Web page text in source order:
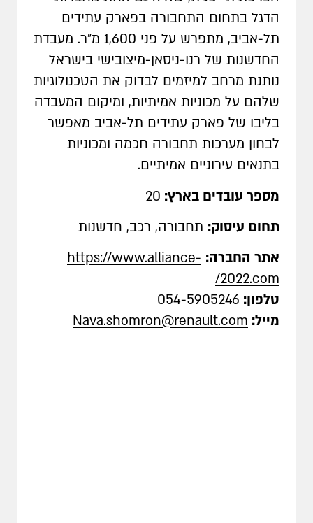
הדגל בתחום התחבורה בפארק עתידים
תל-אביב, מתפרש על פני 1,600 מ"ר. מעבדת
החדשנות של רנו-ניסאן-מיצובישי בישראל
נותנת מרחב למיזמים לבדוק את הטכנולוגיות
שלהם על מכוניות אמיתיות, ומיקום המעבדה
בליבו של פארק עתידים תל-אביב מאפשר
לבחון מערכות תחבורה חכמה ומכוניות
בתנאים עירוניים אמיתיים.
מספר עובדים בארץ:20
תחום עיסוק:תחבורה, רכב, חדשנות
אתר החברה: https://www.alliance-
2022.com
/
טלפון:054-5905246
מייל:Nava.shomron@renault.com